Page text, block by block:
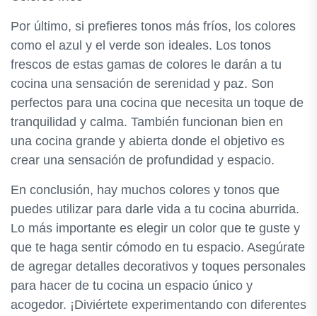
Por último, si prefieres tonos más fríos, los colores
como el azul y el verde son ideales. Los tonos
frescos de estas gamas de colores le darán a tu
cocina una sensación de serenidad y paz. Son
perfectos para una cocina que necesita un toque de
tranquilidad y calma. También funcionan bien en
una cocina grande y abierta donde el objetivo es
crear una sensación de profundidad y espacio.
En conclusión, hay muchos colores y tonos que
puedes utilizar para darle vida a tu cocina aburrida.
Lo más importante es elegir un color que te guste y
que te haga sentir cómodo en tu espacio. Asegúrate
de agregar detalles decorativos y toques personales
para hacer de tu cocina un espacio único y
acogedor. ¡Diviértete experimentando con diferentes